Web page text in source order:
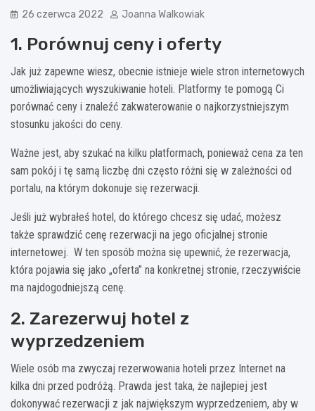
26 czerwca 2022 Joanna Walkowiak
1. Porównuj ceny i oferty
Jak już zapewne wiesz, obecnie istnieje wiele stron internetowych
umożliwiających wyszukiwanie hoteli. Platformy te pomogą Ci
porównać ceny i znaleźć zakwaterowanie o najkorzystniejszym
stosunku jakości do ceny.
Ważne jest, aby szukać na kilku platformach, ponieważ cena za ten
sam pokój i tę samą liczbę dni często różni się w zależności od
portalu, na którym dokonuje się rezerwacji.
Jeśli już wybrałeś hotel, do którego chcesz się udać, możesz
także sprawdzić cenę rezerwacji na jego oficjalnej stronie
internetowej. W ten sposób można się upewnić, że rezerwacja,
która pojawia się jako „oferta” na konkretnej stronie, rzeczywiście
ma najdogodniejszą cenę.
2. Zarezerwuj hotel z
wyprzedzeniem
Wiele osób ma zwyczaj rezerwowania hoteli przez Internet na
kilka dni przed podróżą. Prawda jest taka, że najlepiej jest
dokonywać rezerwacji z jak największym wyprzedzeniem, aby w